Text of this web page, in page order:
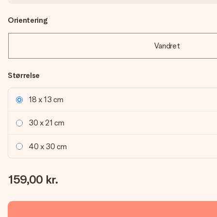
Orientering
Vandret
Størrelse
18 x 13 cm
30 x 21 cm
40 x 30 cm
159,00 kr.